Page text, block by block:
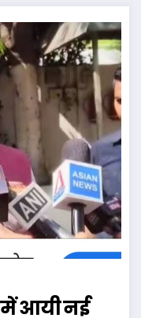
में आयी नई